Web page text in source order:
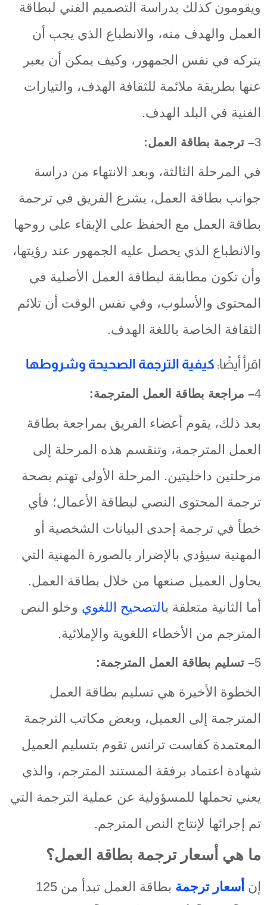
ويقومون كذلك بدراسة التصميم الفني لبطاقة
العمل والهدف منه، والانطباع الذي يجب أن
يتركه في نفس الجمهور، وكيف يمكن أن يعبر
عنها بطريقة ملائمة للثقافة الهدف، والتيارات
الفنية في البلد الهدف.
3– ترجمة بطاقة العمل:
في المرحلة الثالثة، وبعد الانتهاء من دراسة
جوانب بطاقة العمل، يشرع الفريق في ترجمة
بطاقة العمل مع الحفظ على الإبقاء على روحها
والانطباع الذي يحصل عليه الجمهور عند رؤيتها،
وأن تكون مطابقة لبطاقة العمل الأصلية في
المحتوى والأسلوب، وفي نفس الوقت أن تلائم
الثقافة الخاصة باللغة الهدف.
اقرأ أيضًا:كيفية الترجمة الصحيحة وشروطها
4– مراجعة بطاقة العمل المترجمة:
بعد ذلك، يقوم أعضاء الفريق بمراجعة بطاقة
العمل المترجمة، وتنقسم هذه المرحلة إلى
مرحلتين داخليتين. المرحلة الأولى تهتم بصحة
ترجمة المحتوى النصي لبطاقة الأعمال؛ فأي
خطأ في ترجمة إحدى البيانات الشخصية أو
المهنية سيؤدي بالإضرار بالصورة المهنية التي
يحاول العميل صنعها من خلال بطاقة العمل.
أما الثانية متعلقة ب التصحيح اللغويوخلو النص
المترجم من الأخطاء اللغوية والإملائية.
5– تسليم بطاقة العمل المترجمة:
الخطوة الأخيرة هي تسليم بطاقة العمل
المترجمة إلى العميل، وبعض مكاتب الترجمة
المعتمدة كفاست ترانس تقوم بتسليم العميل
شهادة اعتماد برفقة المستند المترجم، والذي
يعني تحملها للمسؤولية عنعملية الترجمةالتي
تم إجرائها لإنتاج النص المترجم.
ما هي أسعار ترجمة بطاقة العمل؟
إنأسعار ترجمة
بطاقة العمل تبدأ من 125